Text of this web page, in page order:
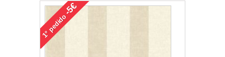
1°
pedido
-5€